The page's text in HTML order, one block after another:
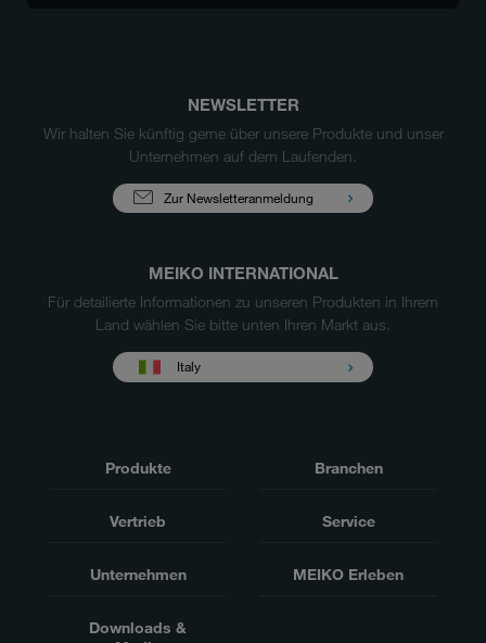
NEWSLETTER
Wir halten Sie künftig gerne über unsere Produkte und unser
Unternehmen auf dem Laufenden.
Zur Newsletteranmeldung
MEIKO INTERNATIONAL
Für detailierte Informationen zu unseren Produkten in Ihrem
Land wählen Sie bitte unten Ihren Markt aus.
Italy
Produkte Branchen
Vertrieb Service
Unternehmen MEIKO Erleben
Downloads &